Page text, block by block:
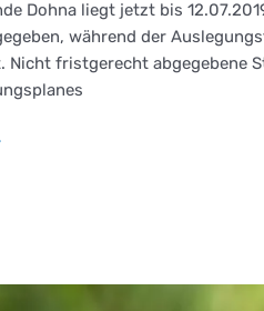
Dohna liegt jetzt bis
während der
Nicht fristgerecht abgegebene